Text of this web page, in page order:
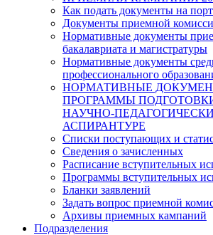
Как подать документы на
Документы приемной
Нормативные документы
бакалавриата и магистратуры
Нормативные документы
профессионального
НОРМАТИВНЫЕ
ПРОГРАММЫ
НАУЧНО-
АСПИРАНТУРЕ
Списки поступающих и
Сведения о зачисленных
Расписание вступительных
Программы вступительных
Бланки заявлений
Задать вопрос приемной
Архивы приемных кампаний
Подразделения